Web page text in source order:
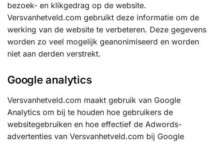
bezoek- en klikgedrag op de website.
Versvanhetveld.com gebruikt deze informatie om de
werking van de website te verbeteren. Deze gegevens
worden zo veel mogelijk geanonimiseerd en worden
niet aan derden verstrekt.
Google analytics
Versvanhetveld.com maakt gebruik van Google
Analytics om bij te houden hoe gebruikers de
websitegebruiken en hoe effectief de Adwords-
advertenties van Versvanhetveld.com bij Google